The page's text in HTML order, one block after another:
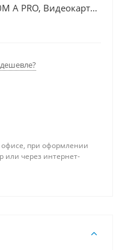
A PRO, Видеокарта
Диски SSD 500Гб
офисе, при оформлении
или через интернет-